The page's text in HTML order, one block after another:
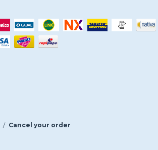
/ Cancel your order